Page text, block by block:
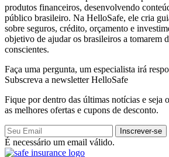
produtos financeiros, desenvolvendo
público brasileiro. Na HelloSafe, ele cria
sobre seguros, crédito, orçamento e
objetivo de ajudar os brasileiros a tomarem
conscientes.
Faça uma pergunta, um especialista irá
Subscreva a newsletter HelloSafe
Fique por dentro das últimas notícias e seja
as melhores ofertas e cupons de desconto.
Inscrever-se
É necessário um email válido.